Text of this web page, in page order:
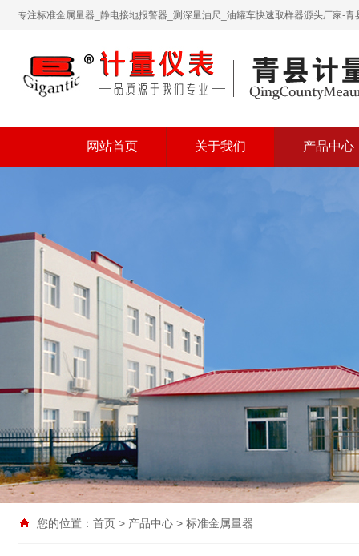
专注标准金属量器_静电接地报警器_测深量油尺_油罐车快速取样器源头厂家-青
网站首页 关于我们 产品中心
您的位置： 首页 > 产品中心 > 标准金属量器